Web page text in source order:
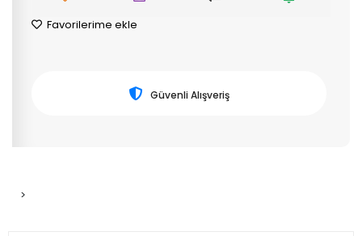
Favorilerime ekle
Güvenli Alışveriş
>